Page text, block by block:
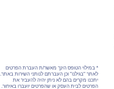
* במילוי הטופס הינך מאשר/ת העברת הפרטים
לאתר "בגילנו" וכן העברתם לנותני השירות באתר.
יתכנו מקרים בהם לא ניתן יהיה להעביר את
הפרטים לבית העסק או שהפרטים יועברו באיחור.